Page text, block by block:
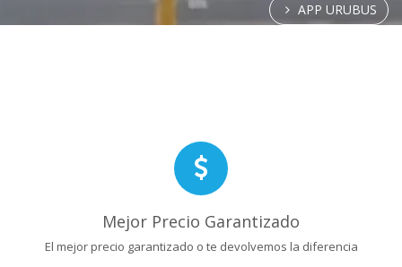
APP URUBUS
Mejor Precio Garantizado
El mejor precio garantizado o te devolvemos la diferencia